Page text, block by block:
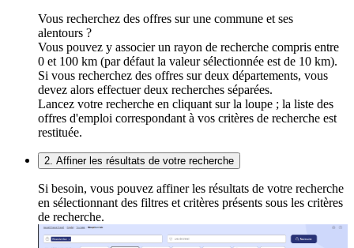
Vous recherchez des offres sur une commune et ses
alentours ?
Vous pouvez y associer un rayon de recherche compris entre
0 et 100 km (par défaut la valeur sélectionnée est de 10 km).
Si vous recherchez des offres sur deux départements, vous
devez alors effectuer deux recherches séparées.
Lancez votre recherche en cliquant sur la loupe ; la liste des
offres d'emploi correspondant à vos critères de recherche est
restituée.
2. Affiner les résultats de votre recherche
Si besoin, vous pouvez affiner les résultats de votre recherche
en sélectionnant des filtres et critères présents sous les critères
de recherche.